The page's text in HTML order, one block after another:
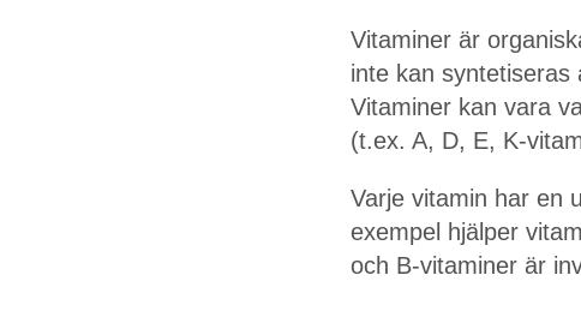
Vitaminer är
inte kan syntetiseras
Vitaminer kan vara
(t.ex. A, D, E, K-
Varje vitamin har en
exempel hjälper
och B-vitaminer är